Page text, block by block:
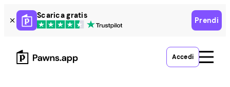
Skip
to
content
Scarica gratis
Prendi
Accedi